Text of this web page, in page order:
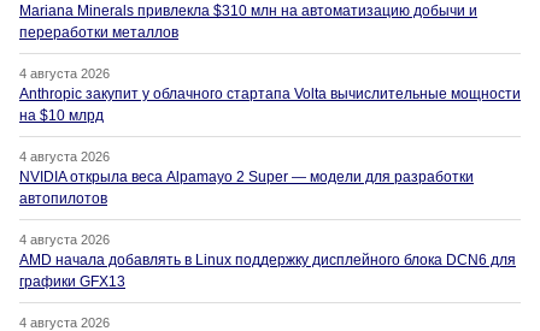
Mariana Minerals привлекла $310 млн на автоматизацию добычи и
переработки металлов
4 августа 2026
Anthropic закупит у облачного стартапа Volta вычислительные мощности
на $10 млрд
4 августа 2026
NVIDIA открыла веса Alpamayo 2 Super — модели для разработки
автопилотов
4 августа 2026
AMD начала добавлять в Linux поддержку дисплейного блока DCN6 для
графики GFX13
4 августа 2026